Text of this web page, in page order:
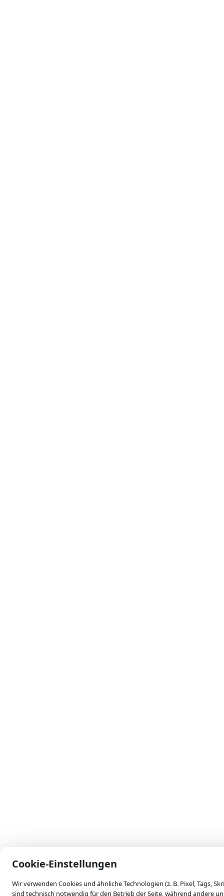
Cookie-Einstellungen
Wir verwenden Cookies und ähnliche Technologien (z. B. Pixel, Tags,
sind technisch notwendig für den Betrieb der Seite, während andere